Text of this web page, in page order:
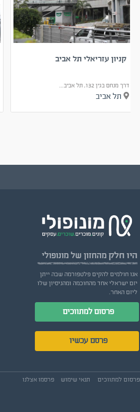
קניון עזריאלי תל אביב
דרך מנחם בגין 132, תל אביב...
תל אביב
היו חלקמהחזון של מונופולי
אנו חולמים להקים פלטפורמה שבה ייתן
יזם ישראלי אחד מהחוכמה ומהניסיון שלו
ליזם האחר.
פרסום למתווכים
פרסם עכשיו
פרסום למתווכים תנאי שימוש פרסמו אצלנו